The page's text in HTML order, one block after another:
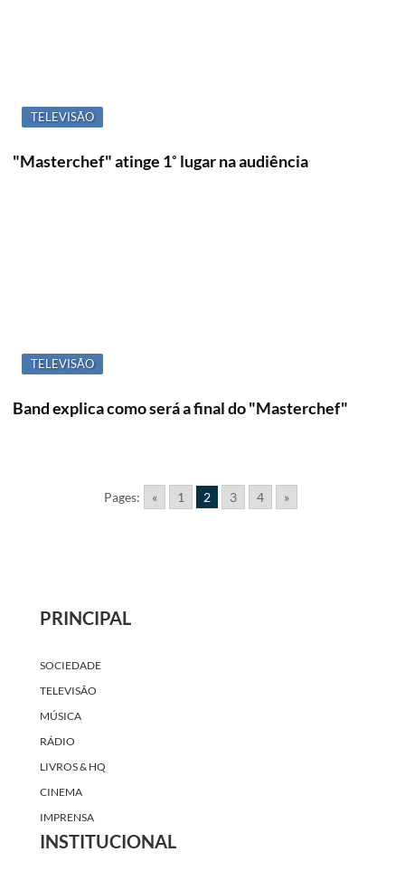
TELEVISÃO
"Masterchef" atinge 1˚ lugar na audiência
TELEVISÃO
Band explica como será a final do "Masterchef"
Pages: « 1 2 3 4 »
PRINCIPAL
SOCIEDADE
TELEVISÃO
MÚSICA
RÁDIO
LIVROS & HQ
CINEMA
IMPRENSA
INSTITUCIONAL